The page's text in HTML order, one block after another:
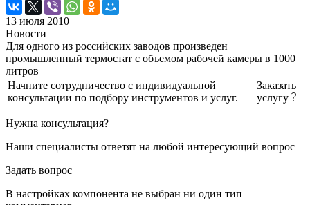
13 июля 2010
Новости
Для одного из российских заводов произведен
промышленный термостат с объемом рабочей камеры в 1000
литров
Начните сотрудничество с индивидуальной
консультации по подбору инструментов и услуг.
Заказать
услугу
Нужна консультация?
Наши специалисты ответят на любой интересующий вопрос
Задать вопрос
В настройках компонента не выбран ни один тип